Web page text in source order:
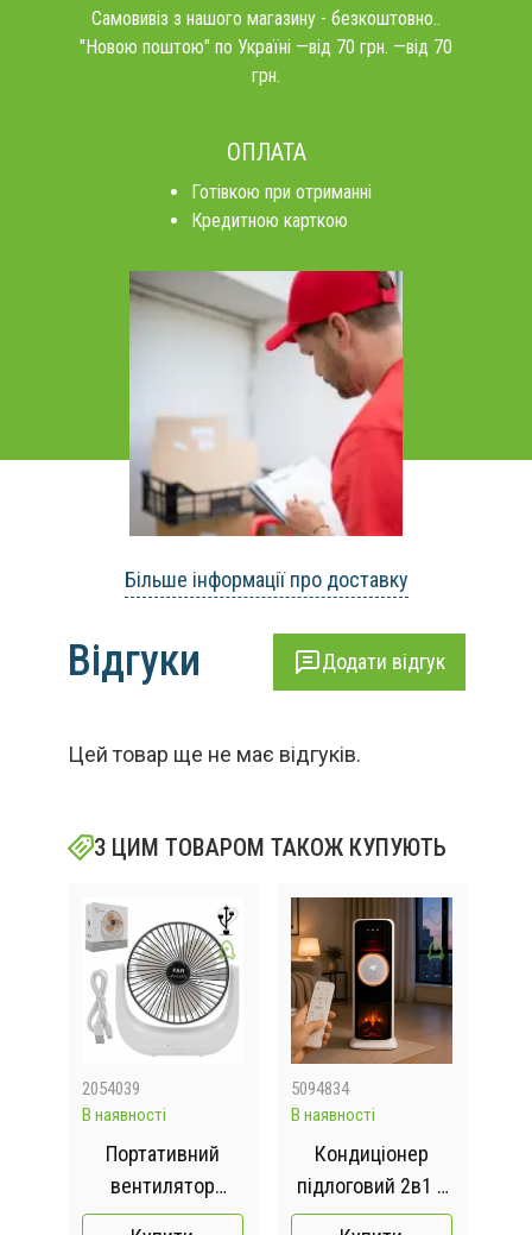
Самовивіз з нашого магазину - безкоштовно..
"Новою поштою" по Україні —від 70 грн. —від 70
грн.
ОПЛАТА
Готівкою при отриманні
Кредитною карткою
Більше інформації про доставку
Відгуки Додати відгук
Цей товар ще не має відгуків.
З ЦИМ ТОВАРОМ ТАКОЖ КУПУЮТЬ
2054039
В наявності
Портативний
вентилятор
настільний міні
5094834
В наявності
Кондиціонер
підлоговий 2в1 з
LED-дисплеєм